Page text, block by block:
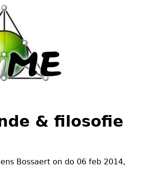
& filosofie
Bossaert on do 06 feb 2014,